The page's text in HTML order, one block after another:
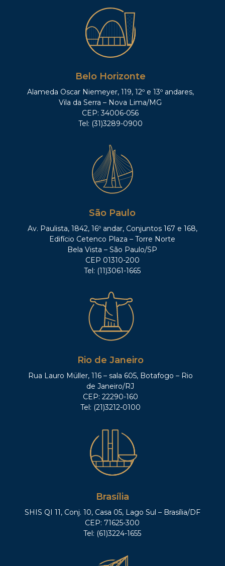
Belo Horizonte
Alameda Oscar Niemeyer, 119, 12º e 13º andares,
Vila da Serra – Nova Lima/MG
CEP: 34006-056
Tel: (31)3289-0900
São Paulo
Av. Paulista, 1842, 16º andar, Conjuntos 167 e 168,
Edifício Cetenco Plaza – Torre Norte
Bela Vista – São Paulo/SP
CEP 01310-200
Tel: (11)3061-1665
Rio de Janeiro
Rua Lauro Müller, 116 – sala 605, Botafogo – Rio
de Janeiro/RJ
CEP: 22290-160
Tel: (21)3212-0100
Brasília
SHIS QI 11, Conj. 10, Casa 05, Lago Sul – Brasília/DF
CEP: 71625-300
Tel: (61)3224-1655